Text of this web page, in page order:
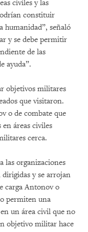
civiles y las
constituir
humanidad”, señaló
y se debe permitir
de las
ayuda”.
objetivos militares
que visitaron.
o de combate que
áreas civiles
cerca.
las organizaciones
dirigidas y se arrojan
carga Antonov o
permiten una
un área civil que no
objetivo militar hace